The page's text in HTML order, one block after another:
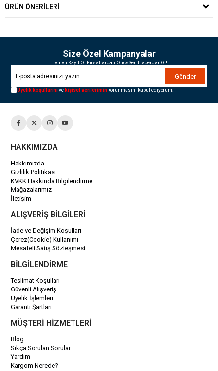
ÜRÜN ÖNERILERI
Size Özel Kampanyalar
Hemen Kayıt Ol Fırsatlardan Önce Sen Haberdar Ol!
Gönder
Üyelik koşullarınıve kişisel verilerimin korunmasını kabul ediyorum.
HAKKIMIZDA
Hakkımızda
Gizlilik Politikası
KVKK Hakkında Bilgilendirme
Mağazalarımız
İletişim
ALIŞVERİŞ BİLGİLERİ
İade ve Değişim Koşulları
Çerez(Cookie) Kullanımı
Mesafeli Satış Sözleşmesi
BİLGİLENDİRME
Teslimat Koşulları
Güvenli Alışveriş
Üyelik İşlemleri
Garanti Şartları
MÜŞTERİ HİZMETLERİ
Blog
Sıkça Sorulan Sorular
Yardım
Kargom Nerede?